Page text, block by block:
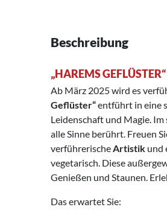
Beschreibung
„HAREMS
Ab März 2025 wird es
Geflüster“entführt in eine
Leidenschaft und Magie.
alle Sinne berührt. Freuen
verführerischeArtistik und
vegetarisch. Diese
Genießen und Staunen.
Das erwartet Sie: